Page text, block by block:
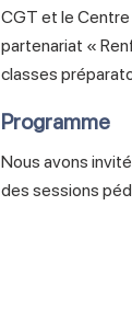
CGT et le Centre
partenariat «
classes
Programme
Nous avons
des sessions